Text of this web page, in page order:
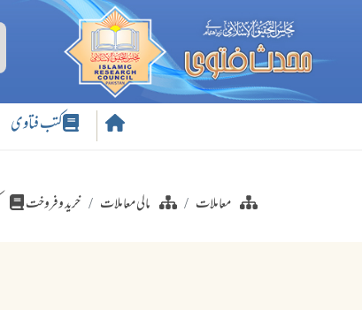
کتب فتاوی
معاملات مالی معاملات خرید وفروخت